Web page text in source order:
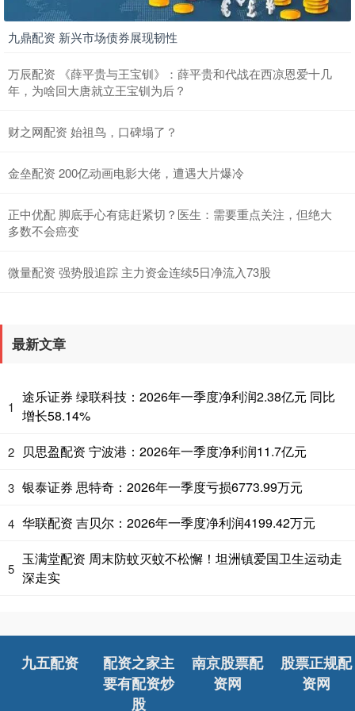
九鼎配资 新兴市场债券展现韧性
万辰配资 《薛平贵与王宝钏》：薛平贵和代战在西凉恩爱十几
年，为啥回大唐就立王宝钏为后？
财之网配资 始祖鸟，口碑塌了？
金垒配资 200亿动画电影大佬，遭遇大片爆冷
正中优配 脚底手心有痣赶紧切？医生：需要重点关注，但绝大
多数不会癌变
微量配资 强势股追踪 主力资金连续5日净流入73股
最新文章
1
途乐证券 绿联科技：2026年一季度净利润2.38亿元 同比
增长58.14%
2 贝思盈配资 宁波港：2026年一季度净利润11.7亿元
3 银泰证券 思特奇：2026年一季度亏损6773.99万元
4 华联配资 吉贝尔：2026年一季度净利润4199.42万元
5
玉满堂配资 周末防蚊灭蚊不松懈！坦洲镇爱国卫生运动走
深走实
九五配资
配资之家主
要有配资炒
股
南京股票配
资网
股票正规配
资网